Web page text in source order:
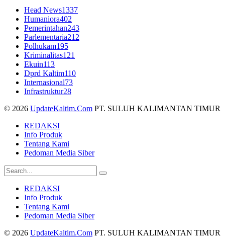
Head News1337
Humaniora402
Pemerintahan243
Parlementaria212
Polhukam195
Kriminalitas121
Ekuin113
Dprd Kaltim110
Internasional73
Infrastruktur28
© 2026 UpdateKaltim.Com PT. SULUH KALIMANTAN TIMUR
REDAKSI
Info Produk
Tentang Kami
Pedoman Media Siber
REDAKSI
Info Produk
Tentang Kami
Pedoman Media Siber
© 2026 UpdateKaltim.Com PT. SULUH KALIMANTAN TIMUR